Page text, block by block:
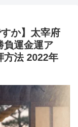
か】太宰府
負運金運ア
方法 2022年